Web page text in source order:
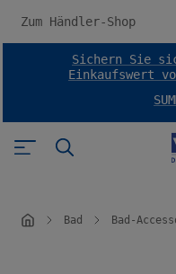
springen
Zum Händler-Shop
Sichern Sie
Einkaufswert
Bad Bad-